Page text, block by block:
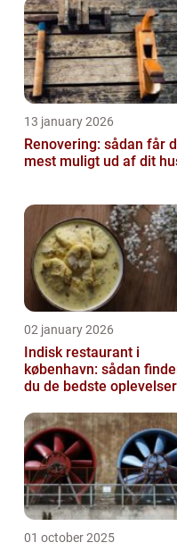
13 january 2026
Renovering: sådan får
mest muligt ud af dit
02 january 2026
Indisk restaurant i
københavn: sådan
du de bedste oplevelser
01 october 2025